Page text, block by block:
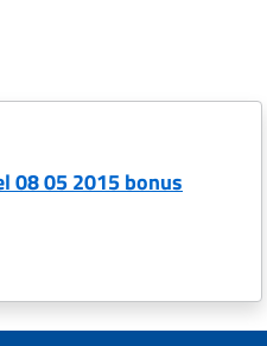
08 05 2015 bonus